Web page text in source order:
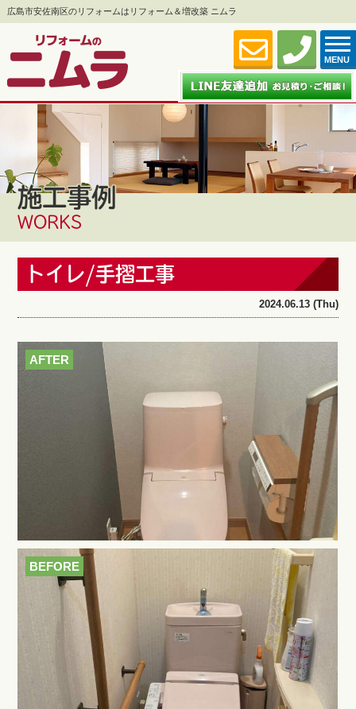
広島市安佐南区のリフォームはリフォーム＆増改築 ニムラ
MENU
施工事例
WORKS
トイレ/手摺工事
2024.06.13 (Thu)
AFTER
BEFORE